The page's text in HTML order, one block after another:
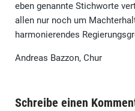
eben genannte Stichworte
allen nur noch um
harmonierendes
Andreas Bazzon, Chur
Schreibe einen